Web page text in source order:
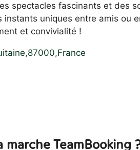
spectacles fascinants et des
uniques entre amis ou
et convivialité !
,87000,France
marche TeamBooking